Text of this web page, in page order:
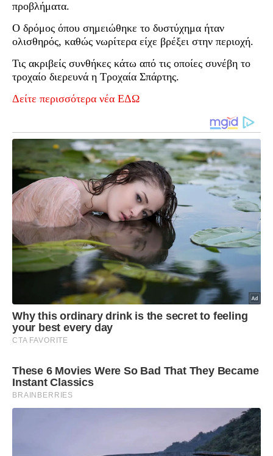
προβλήματα.
Ο δρόμος όπου σημειώθηκε το δυστύχημα ήταν
ολισθηρός, καθώς νωρίτερα είχε βρέξει στην περιοχή.
Τις ακριβείς συνθήκες κάτω από τις οποίες συνέβη το
τροχαίο διερευνά η Τροχαία Σπάρτης.
Δείτε περισσότερα νέα ΕΔΩ